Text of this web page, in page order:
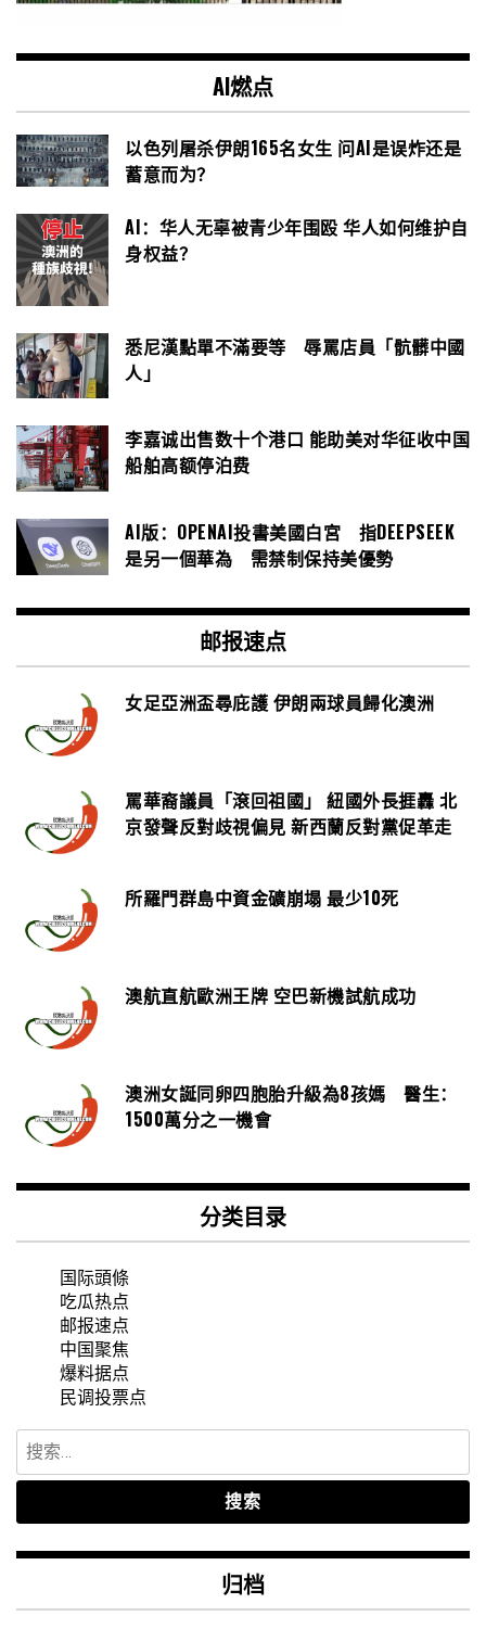
AI燃点
以色列屠杀伊朗165名女生 问AI是误炸还是
蓄意而为？
AI：华人无辜被青少年围殴 华人如何维护自
身权益？
悉尼漢點單不滿要等 辱罵店員「骯髒中國
人」
李嘉诚出售数十个港口 能助美对华征收中国
船舶高额停泊费
AI版：OPENAI投書美國白宮 指DEEPSEEK
是另一個華為 需禁制保持美優勢
邮报速点
女足亞洲盃尋庇護 伊朗兩球員歸化澳洲
罵華裔議員「滾回祖國」 紐國外長捱轟 北
京發聲反對歧視偏見 新西蘭反對黨促革走
所羅門群島中資金礦崩塌 最少10死
澳航直航歐洲王牌 空巴新機試航成功
澳洲女誕同卵四胞胎升級為8孩媽 醫生：
1500萬分之一機會
分类目录
国际頭條
吃瓜热点
邮报速点
中国聚焦
爆料据点
民调投票点
搜
索：
归档